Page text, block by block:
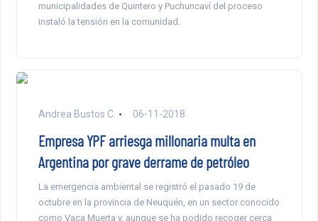
municipalidades de Quintero y Puchuncaví del proceso
instaló la tensión en la comunidad.
Andrea Bustos C. 06-11-2018
Empresa YPF arriesga millonaria multa en
Argentina por grave derrame de petróleo
La emergencia ambiental se registró el pasado 19 de
octubre en la provincia de Neuquén, en un sector conocido
como Vaca Muerta y, aunque se ha podido recoger cerca